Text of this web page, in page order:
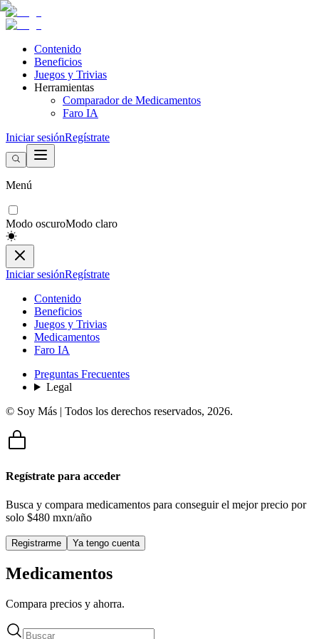
Contenido
Beneficios
Juegos y Trivias
Herramientas
Comparador de Medicamentos
Faro IA
Iniciar sesiónRegístrate
Menú
Modo oscuroModo claro
Iniciar sesiónRegístrate
Contenido
Beneficios
Juegos y Trivias
Medicamentos
Faro IA
Preguntas Frecuentes
Legal
© Soy Más | Todos los derechos reservados, 2026.
Regístrate para acceder
Busca y compara medicamentos para conseguir el mejor precio por
solo $480 mxn/año
Registrarme Ya tengo cuenta
Medicamentos
Compara precios y ahorra.